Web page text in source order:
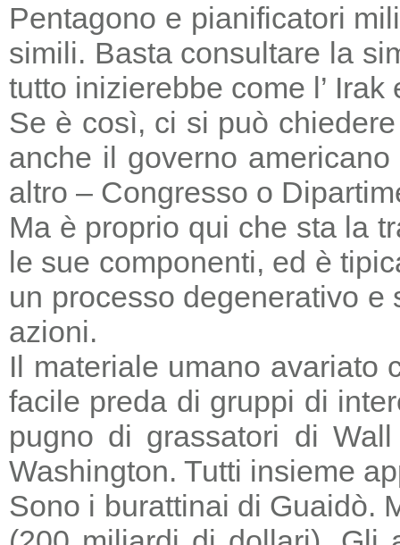
Pentagono e pianificatori
simili. Basta consultare la
tutto inizierebbe come l’
Se è così, ci si può
anche il governo
altro – Congresso o
Ma è proprio qui che sta la
le sue componenti, ed è
un processo degenerativo
azioni.
Il materiale umano avariato
facile preda di gruppi di
pugno di grassatori di
Washington. Tutti insieme
Sono i burattinai di Guaidò.